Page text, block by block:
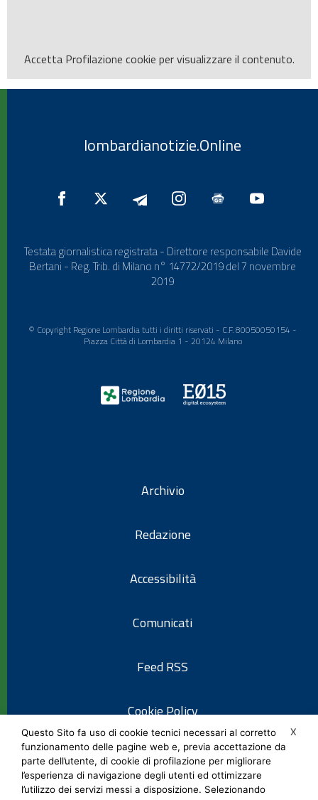
Accetta Profilazione cookie per visualizzare il contenuto.
lombardianotizie.Online
Testata giornalistica registrata - Direttore responsabile Davide
Bertani - Reg. Trib. di Milano n° 14772/2019 del 7 novembre
2019
© Copyright Regione Lombardia tutti i diritti riservati - C.F. 80050050154 -
Piazza Città di Lombardia 1 - 20124 Milano
Archivio
Redazione
Accessibilità
Comunicati
Feed RSS
Cookie Policy
Informativa privacy
X
Questo Sito fa uso di cookie tecnici necessari al corretto
funzionamento delle pagine web e, previa accettazione da
parte dell’utente, di cookie di profilazione per migliorare
l’esperienza di navigazione degli utenti ed ottimizzare
l’utilizzo dei servizi messi a disposizione. Selezionando